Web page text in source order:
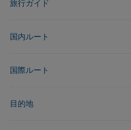
旅行ガイド
国内ルート
国際ルート
目的地